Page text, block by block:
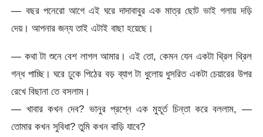
— বছর পনেরো আগে এই ঘরে দাদাবাবুর এক মাত্র ছোট ভাই গলায় দড়ি
দেয়। আপনার জন্য তাই এটাই বাছা হয়েছে।
— কথা টা শুনে বেশ লাগল আমার। এই তো, কেমন যেন একটা থ্রিল থ্রিল
গন্ধ পাচ্ছি। ঘরে ঢুকে পিঠের বড় ব্যাগ টা ধুলোয় ধুসরিত একটা চেয়ারের উপর
রেখে বিছানা তে বসলাম।
— খাবার কখন দেব? ভানুর প্রশ্নে এক মুহূর্ত চিন্তা করে বললাম, —
তোমার কখন সুবিধা? তুমি কখন বাড়ি যাবে?